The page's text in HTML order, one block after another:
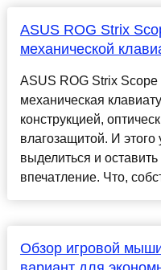
ASUS ROG Strix
механической
ASUS ROG Strix
механическая
конструкцией,
влагозащитой. И этого
выделиться и
впечатление. Что,
Обзор игровой